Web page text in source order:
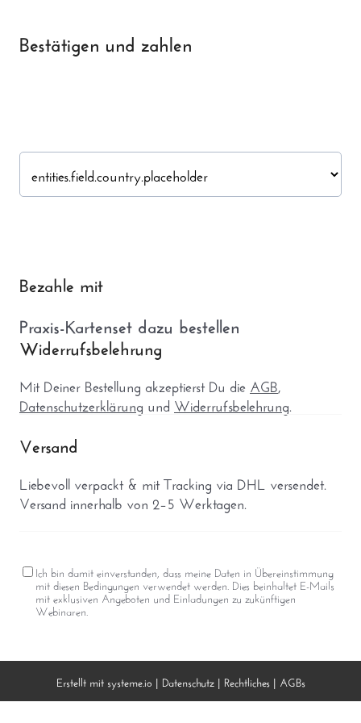
Bestätigen und zahlen
Bezahle mit
Praxis-Kartenset dazu bestellen
Widerrufsbelehrung
Mit Deiner Bestellung akzeptierst Du die AGB,
Datenschutzerklärung und Widerrufsbelehrung.
Versand
Liebevoll verpackt & mit Tracking via DHL versendet.
Versand innerhalb von 2–5 Werktagen.
Ich bin damit einverstanden, dass meine Daten in Übereinstimmung
mit diesen Bedingungen verwendet werden. Dies beinhaltet E-Mails
mit exklusiven Angeboten und Einladungen zu zukünftigen
Webinaren.
Erstellt mit systeme.io | Datenschutz| Rechtliches| AGBs